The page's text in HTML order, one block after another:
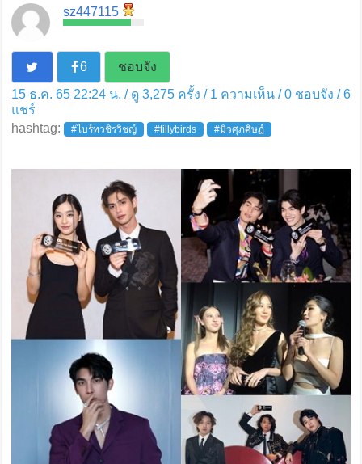
sz447115
6
ชอบจัง
15 ธ.ค. 65 22:24 น. / ดู 3,275 ครั้ง / 1 ความเห็น /0ชอบจัง /6
แชร์
hashtag:
#ไบร์ทวชิรวิชญ์ #tillybirds #มิวศุภศิษฏ์